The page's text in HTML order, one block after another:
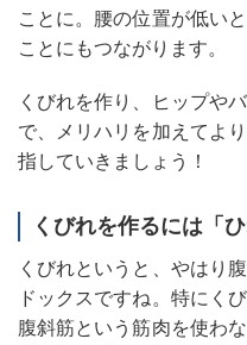
ことに。腰の位置が低い
ことにもつながります。
くびれを作り、ヒップや
で、メリハリを加えてよ
指していきましょう！
くびれを作るには「
くびれというと、やはり
ドックスですね。特にく
腹斜筋という筋肉を使わ